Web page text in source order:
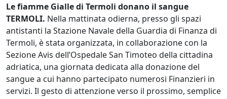
Le fiamme Gialle di Termoli donano il sangue
TERMOLI. Nella mattinata odierna, presso gli spazi
antistanti la Stazione Navale della Guardia di Finanza di
Termoli, è stata organizzata, in collaborazione con la
Sezione Avis dell’Ospedale San Timoteo della cittadina
adriatica, una giornata dedicata alla donazione del
sangue a cui hanno partecipato numerosi Finanzieri in
servizi. Il gesto di attenzione verso il prossimo, semplice